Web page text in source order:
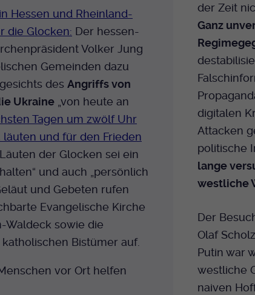
Hessen und Rheinland-
die Glocken: Der hessen-
Volker Jung
Gemeinden dazu
des Angriffs von
Ukraine„von heute an
Tagen um zwölf Uhr
läuten und für den Frieden
Läuten der Glocken sei ein
und auch „persönlich
und Gebeten rufen
Evangelische Kirche
Waldeck sowie die
Bistümer auf.
vor Ort helfen
der Zeit
Ganz
digitalen
Attacken
politische
lange
westliche
Der
Olaf
Putin war
westliche
naiven